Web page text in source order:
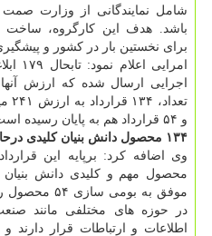
شامل نمایندگانی از وزارت
باشد. هدف این کارگروه، ساخت
برای نخستین بار در کشور و
و ۵۴ قرارداد هم به پایان رسیده است.
۱۳۴ محصول دانش بنیان کلیدی درحال بومی سازی است
محصول مهم و کلیدی دانش بنیان
موفق به
در حوزه های مختلفی مانند
اطلاعات و ارتباطات قرار دارند